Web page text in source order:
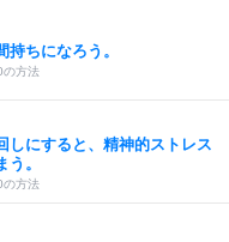
持ちになろう。
の方法
しにすると、精神的ストレス
。
の方法